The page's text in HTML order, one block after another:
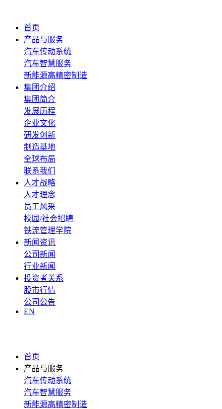
首页
产品与服务
汽车传动系统
汽车智慧服务
新能源高精密制造
集团介绍
集团简介
发展历程
企业文化
研发创新
制造基地
全球布局
联系我们
人才战略
人才理念
员工风采
校园/社会招聘
铁流管理学院
新闻资讯
公司新闻
行业新闻
投资者关系
股市行情
公司公告
EN
首页
产品与服务
汽车传动系统
汽车智慧服务
新能源高精密制造